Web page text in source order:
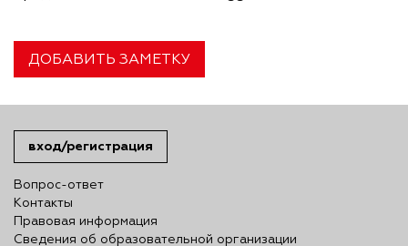
ДОБАВИТЬ ЗАМЕТКУ
вход/регистрация
Вопрос-ответ
Контакты
Правовая информация
Сведения об образовательной организации